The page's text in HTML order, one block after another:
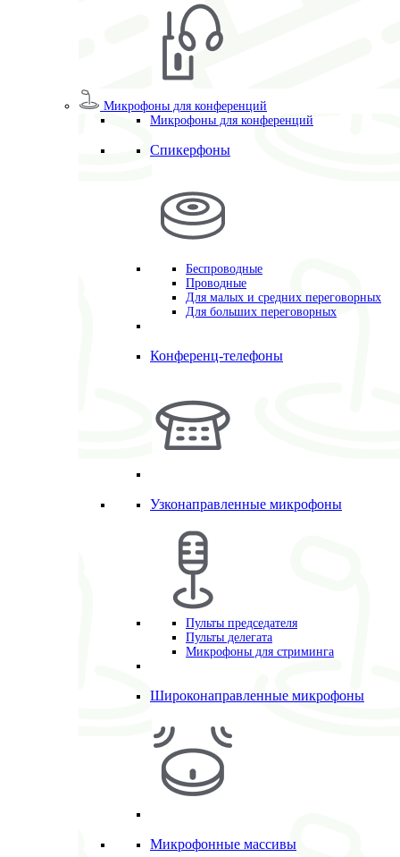
Микрофоны для конференций
Микрофоны для конференций
Спикерфоны
Беспроводные
Проводные
Для малых и средних переговорных
Для больших переговорных
Конференц-телефоны
Узконаправленные микрофоны
Пульты председателя
Пульты делегата
Микрофоны для стриминга
Широконаправленные микрофоны
Микрофонные массивы